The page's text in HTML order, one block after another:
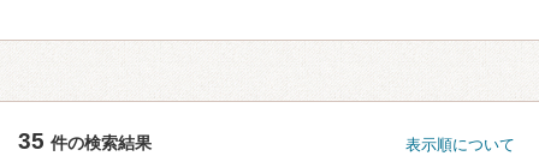
35 件の検索結果 表示順について